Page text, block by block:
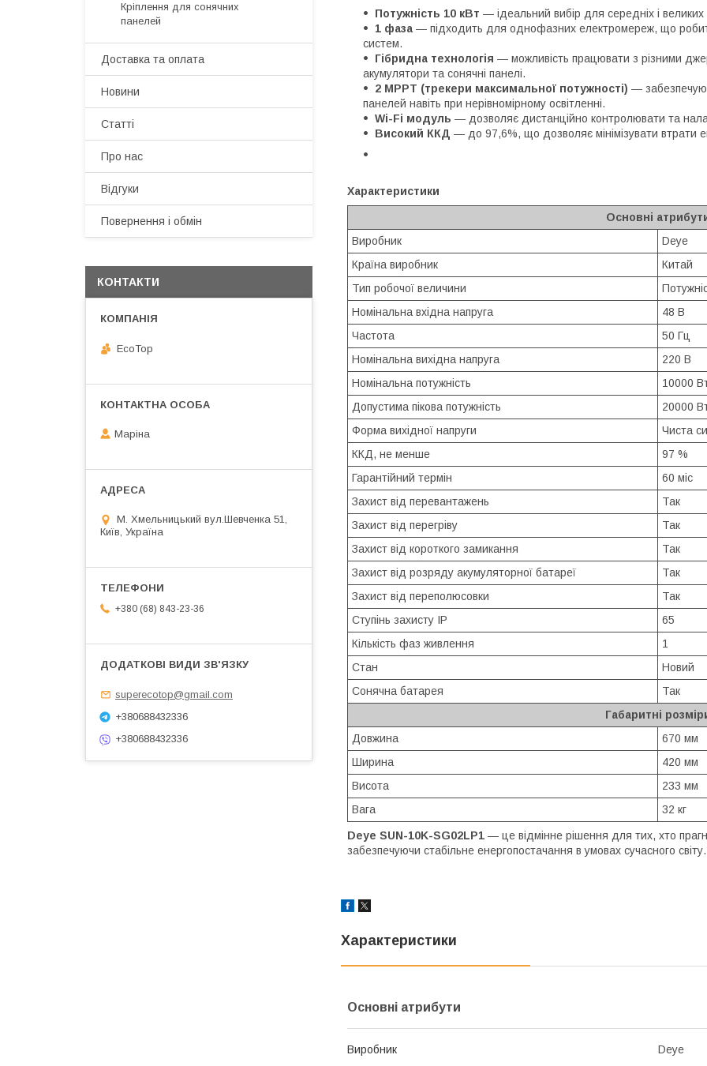
Потужність 10 кВт — ідеальний вибір для середніх і
1 фаза — підходить для однофазних електромереж, що
систем.
Гібридна технологія — можливість працювати з різними
акумулятори та сонячні панелі.
2 MPPT (трекери максимальної потужності) —
панелей навіть при нерівномірному освітленні.
Wi-Fi модуль — дозволяє дистанційно контролювати та
Високий ККД — до 97,6%, що дозволяє мінімізувати втрати
Характеристики
Основні
Виробник
Deye
Країна виробник
Китай
Тип робочої величини
Номінальна вхідна напруга
48 В
Частота
50 Гц
Номінальна вихідна напруга
220 В
Номінальна потужність
10000
Допустима пікова потужність
20000
Форма вихідної напруги
Чиста
ККД, не менше
97 %
Гарантійний термін
60 міс
Захист від перевантажень
Так
Захист від перегріву
Так
Захист від короткого замикання
Так
Захист від розряду акумуляторної батареї
Так
Захист від переполюсовки
Так
Ступінь захисту IP
65
Кількість фаз живлення
1
Стан
Новий
Сонячна батарея
Так
Габаритні
Довжина
670 мм
Ширина
420 мм
Висота
233 мм
Вага
32 кг
Deye SUN-10K-SG02LP1 — це відмінне рішення для тих, хто
забезпечуючи стабільне енергопостачання в умовах сучасного світу.
Характеристики
Основні атрибути
Виробник Deye
Кріплення для сонячних
панелей
Доставка та оплата
Новини
Статті
Про нас
Відгуки
Повернення і обмін
КОНТАКТИ
EcoTop
Маріна
М. Хмельницький вул.Шевченка 51,
Київ, Україна
+380 (68) 843-23-36
superecotop@gmail.com
+380688432336
+380688432336